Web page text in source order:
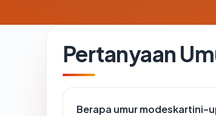
Pertanyaan
Berapa umur modeskartini-